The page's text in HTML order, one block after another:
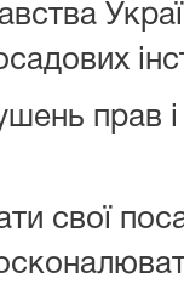
прав
свої